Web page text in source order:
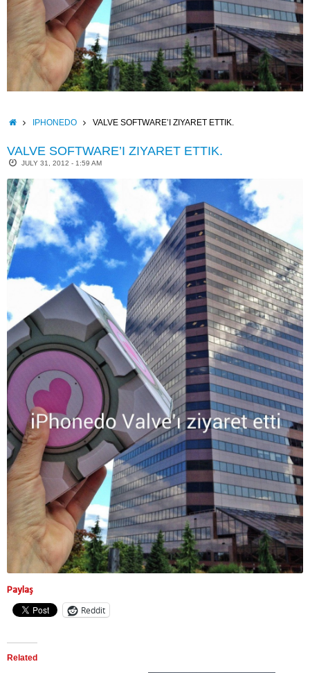
HOMEIPHONEDO VALVE SOFTWARE’I ZIYARET ETTIK.
VALVE SOFTWARE’I ZIYARET ETTIK.
JULY 31, 2012 - 1:59 AM
Paylaş
Reddit
Related